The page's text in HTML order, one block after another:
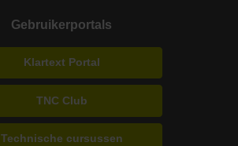
Gebruikerportals
Klartext Portal
TNC Club
Technische cursussen